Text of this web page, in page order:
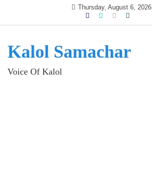
Thursday, August 6, 2026
Kalol Samachar
Voice Of Kalol